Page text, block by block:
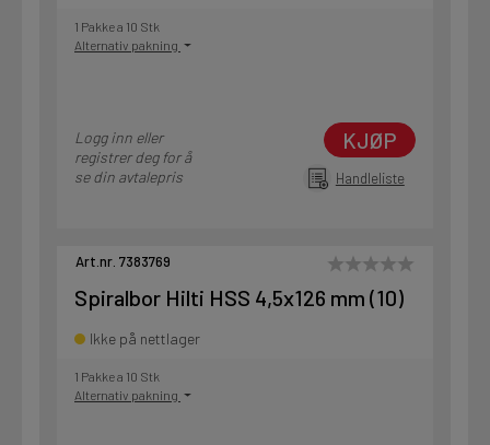
1 Pakke a 10 Stk
Alternativ pakning
Logg inn eller
registrer deg for å
se din avtalepris
KJØP
Handleliste
Art.nr. 7383769
Spiralbor Hilti HSS 4,5x126 mm (10)
Ikke på nettlager
1 Pakke a 10 Stk
Alternativ pakning